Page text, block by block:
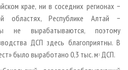
крае, ни в соседних регионах −
областях, Республике Алтай −
не вырабатываются, поэтому
ДСП здесь благоприятны. В
было выработано 0,3 тыс. м 3 ДСП.